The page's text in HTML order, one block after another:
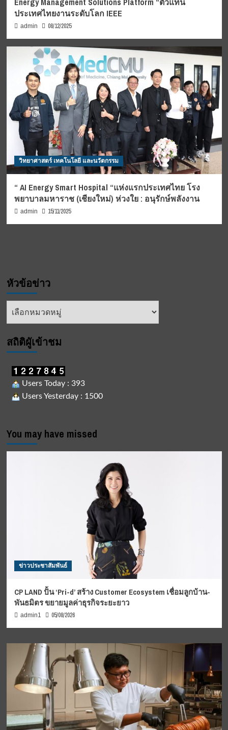
Energy Management Solutions Platform “ตัวแทน
ประเทศไทยงานระดับโลก IEEE
admin 08/12/2025
วิทยาศาสตร์ เทคโนโลยี และนวัตกรรม
“ AI Energy Smart Hospital “แห่งแรกประเทศไทย โรง
พยาบาลมหาราช (เชียงใหม่) ห่วงใย : อนุรักษ์พลังงาน
admin 15/11/2025
หัวข้อข่าว
หัวข้อ
สถิติผูัเข้าชม
Users Today : 393
Users Yesterday : 1500
You may have missed
ข่าวประชาสัมพันธ์
CP LAND ปั้น ‘Pri-d’ สร้าง Customer Ecosystem เชื่อมลูกบ้าน-
พันธมิตร ขยายมูลค่าธุรกิจระยะยาว
admin1 05/08/2026